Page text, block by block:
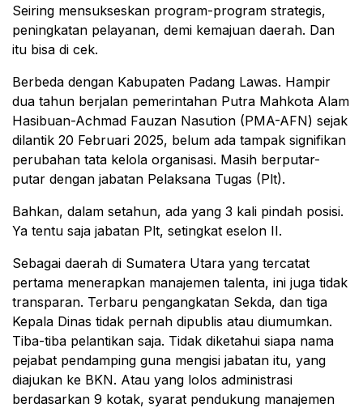
Seiring mensukseskan program-program strategis,
peningkatan pelayanan, demi kemajuan daerah. Dan
itu bisa di cek.
Berbeda dengan Kabupaten Padang Lawas. Hampir
dua tahun berjalan pemerintahan Putra Mahkota Alam
Hasibuan-Achmad Fauzan Nasution (PMA-AFN) sejak
dilantik 20 Februari 2025, belum ada tampak signifikan
perubahan tata kelola organisasi. Masih berputar-
putar dengan jabatan Pelaksana Tugas (Plt).
Bahkan, dalam setahun, ada yang 3 kali pindah posisi.
Ya tentu saja jabatan Plt, setingkat eselon II.
Sebagai daerah di Sumatera Utara yang tercatat
pertama menerapkan manajemen talenta, ini juga tidak
transparan. Terbaru pengangkatan Sekda, dan tiga
Kepala Dinas tidak pernah dipublis atau diumumkan.
Tiba-tiba pelantikan saja. Tidak diketahui siapa nama
pejabat pendamping guna mengisi jabatan itu, yang
diajukan ke BKN. Atau yang lolos administrasi
berdasarkan 9 kotak, syarat pendukung manajemen